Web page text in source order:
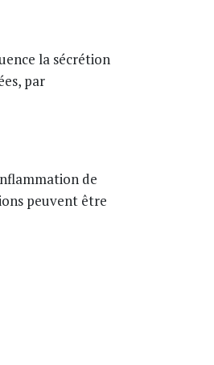
la sécrétion
par
de
peuvent être